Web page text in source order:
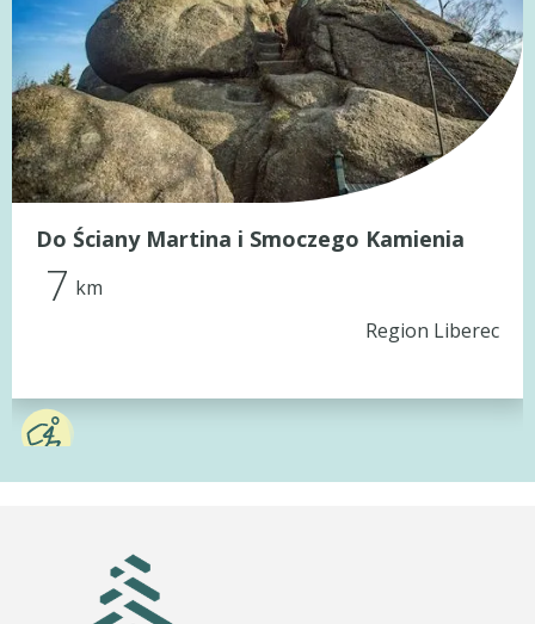
Do Ściany Martina i Smoczego Kamienia
7 km
Region Liberec